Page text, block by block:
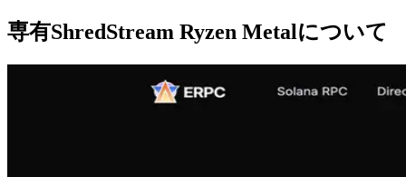
専有ShredStream Ryzen Metalについて